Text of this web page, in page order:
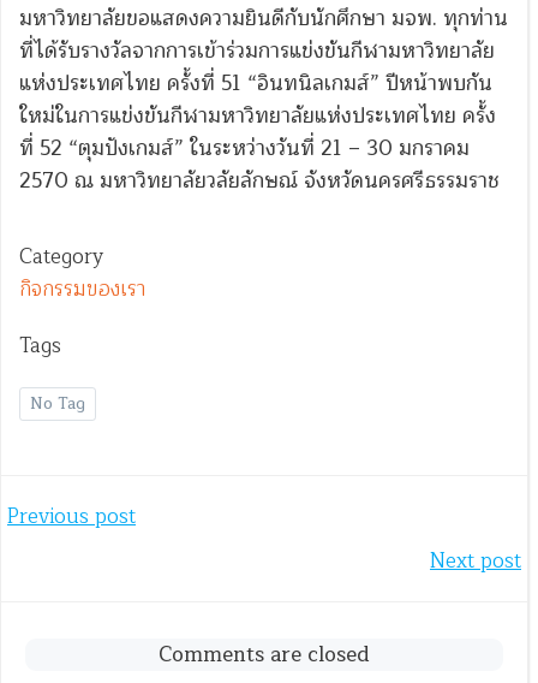
มหาวิทยาลัยขอแสดงความยินดีกับนักศึกษา มจพ. ทุกท่าน
ที่ได้รับรางวัลจากการเข้าร่วมการแข่งขันกีฬามหาวิทยาลัย
แห่งประเทศไทย ครั้งที่ 51 “อินทนิลเกมส์” ปีหน้าพบกัน
ใหม่ในการแข่งขันกีฬามหาวิทยาลัยแห่งประเทศไทย ครั้ง
ที่ 52 “ตุมปังเกมส์” ในระหว่างวันที่ 21 – 30 มกราคม
2570 ณ มหาวิทยาลัยวลัยลักษณ์ จังหวัดนครศรีธรรมราช
Category
กิจกรรมของเรา
Tags
No Tag
Post
Previous post
navigation
Next post
Comments are closed